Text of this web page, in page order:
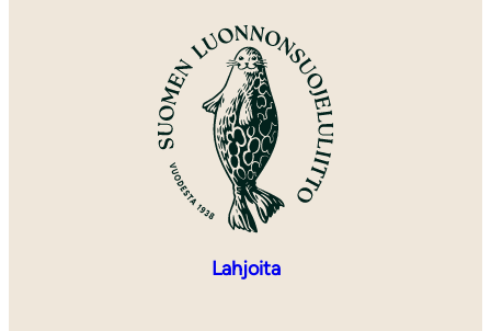
Lahjoita